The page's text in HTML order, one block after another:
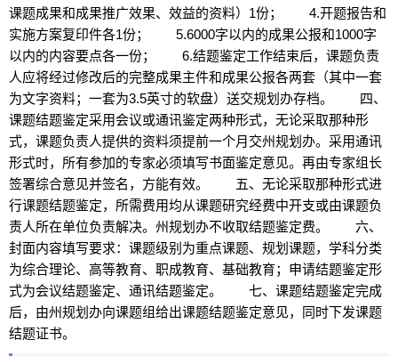
课题成果和成果推广效果、效益的资料）1份； 4.开题报告和
实施方案复印件各1份； 5.6000字以内的成果公报和1000字
以内的内容要点各一份； 6.结题鉴定工作结束后，课题负责
人应将经过修改后的完整成果主件和成果公报各两套（其中一套
为文字资料；一套为3.5英寸的软盘）送交规划办存档。 四、
课题结题鉴定采用会议或通讯鉴定两种形式，无论采取那种形
式，课题负责人提供的资料须提前一个月交州规划办。采用通讯
形式时，所有参加的专家必须填写书面鉴定意见。再由专家组长
签署综合意见并签名，方能有效。 五、无论采取那种形式进
行课题结题鉴定，所需费用均从课题研究经费中开支或由课题负
责人所在单位负责解决。州规划办不收取结题鉴定费。 六、
封面内容填写要求：课题级别为重点课题、规划课题，学科分类
为综合理论、高等教育、职成教育、基础教育；申请结题鉴定形
式为会议结题鉴定、通讯结题鉴定。 七、课题结题鉴定完成
后，由州规划办向课题组给出课题结题鉴定意见，同时下发课题
结题证书。